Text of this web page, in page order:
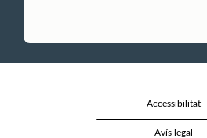
Accessibilitat
Avís legal